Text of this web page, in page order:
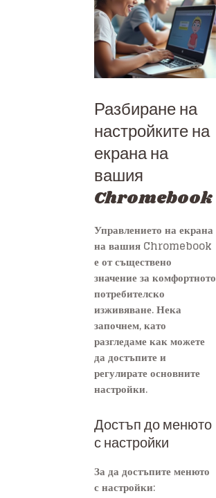
Разбиране на
настройките на
екрана на
вашия
Chromebook
Управлението на екрана
на вашия Chromebook
е от съществено
значение за комфортното
потребителско
изживяване. Нека
започнем, като
разгледаме как можете
да достъпите и
регулирате основните
настройки.
Достъп до менюто
с настройки
За да достъпите менюто
с настройки: